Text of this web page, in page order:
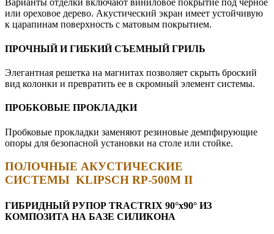
Варианты отделки включают виниловое покрытие под черное
или ореховое дерево. Акустический экран имеет устойчивую
к царапинам поверхность с матовым покрытием.
ПРОЧНЫЙ И ГИБКИЙ СЪЕМНЫЙ ГРИЛЬ
Элегантная решетка на магнитах позволяет скрыть броский
вид колонки и превратить ее в скромный элемент системы.
ПРОБКОВЫЕ ПРОКЛАДКИ
Пробковые прокладки заменяют резиновые демпфирующие
опоры для безопасной установки на столе или стойке.
ПОЛОЧНЫЕ АКУСТИЧЕСКИЕ
СИСТЕМЫ KLIPSCH RP-500M II
ГИБРИДНЫЙ РУПОР TRACTRIX 90°х90° ИЗ
КОМПОЗИТА НА БАЗЕ СИЛИКОНА